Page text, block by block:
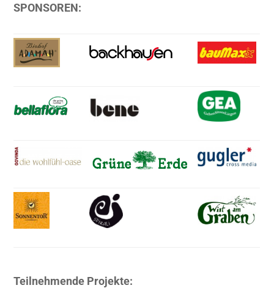
SPONSOREN:
Teilnehmende Projekte: